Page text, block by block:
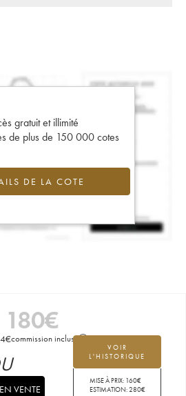
gratuit et illimité
de plus de 150 000 cotes
DE LA COTE
180€
€commission incluse
VOIR
L'HISTORIQUE
MISE À PRIX: 160€
ESTIMATION:280€
VENTE